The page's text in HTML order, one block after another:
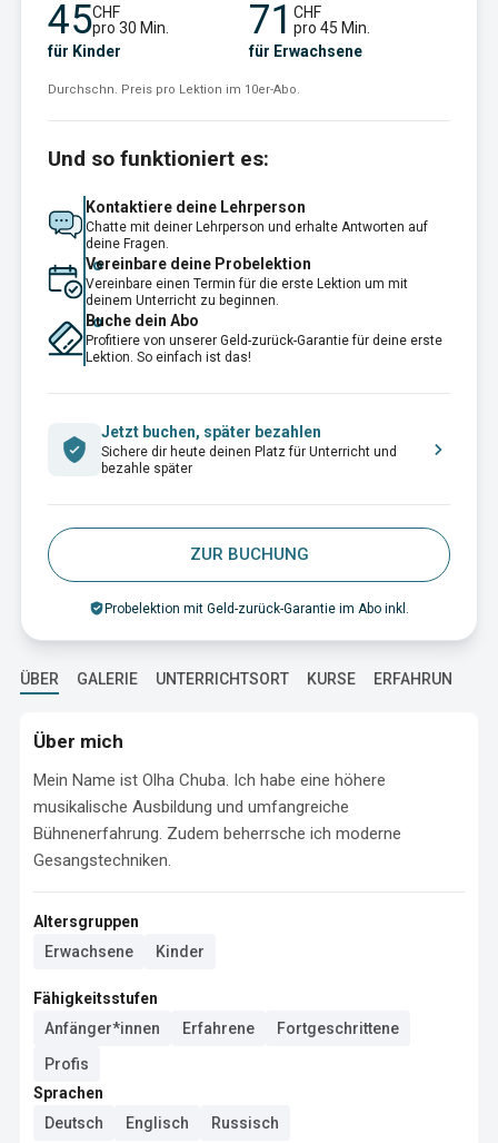
45CHF
pro 30 Min.
für Kinder
71 CHF
pro 45 Min.
für Erwachsene
Durchschn. Preis pro Lektion im 10er-Abo.
Und so funktioniert es:
Kontaktiere deine Lehrperson
Chatte mit deiner Lehrperson und erhalte Antworten auf
deine Fragen.
Vereinbare deine Probelektion
Vereinbare einen Termin für die erste Lektion um mit
deinem Unterricht zu beginnen.
Buche dein Abo
Profitiere von unserer Geld-zurück-Garantie für deine erste
Lektion. So einfach ist das!
Jetzt buchen, später bezahlen
Sichere dir heute deinen Platz für Unterricht und
bezahle später
ZUR BUCHUNG
Probelektion mit Geld-zurück-Garantie im Abo inkl.
ÜBER GALERIE UNTERRICHTSORT KURSE ERFAHRUNG
Über mich
Mein Name ist Olha Chuba. Ich habe eine höhere
musikalische Ausbildung und umfangreiche
Bühnenerfahrung. Zudem beherrsche ich moderne
Gesangstechniken.
Altersgruppen
Erwachsene
Kinder
Fähigkeitsstufen
Anfänger*innen
Erfahrene
Fortgeschrittene
Profis
Sprachen
Deutsch
Englisch Russisch